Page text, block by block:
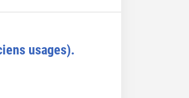
usages).